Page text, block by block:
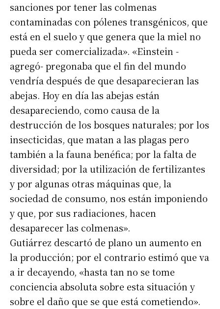
Suscribirme gratis
Dirección de correo electrónico*
Nombre
Apellidos
sanciones por tener las colmenas
contaminadas con pólenes transgénicos, que
está en el suelo y que genera que la miel no
pueda ser comercializada». «Einstein -
agregó- pregonaba que el fin del mundo
vendría después de que desaparecieran las
abejas. Hoy en día las abejas están
desapareciendo, como causa de la
destrucción de los bosques naturales; por los
insecticidas, que matan a las plagas pero
también a la fauna benéfica; por la falta de
diversidad; por la utilización de fertilizantes
y por algunas otras máquinas que, la
sociedad de consumo, nos están imponiendo
y que, por sus radiaciones, hacen
desaparecer las colmenas».
Gutiárrez descartó de plano un aumento en
la producción; por el contrario estimó que va
a ir decayendo, «hasta tan no se tome
conciencia absoluta sobre esta situación y
sobre el daño que se que está cometiendo».